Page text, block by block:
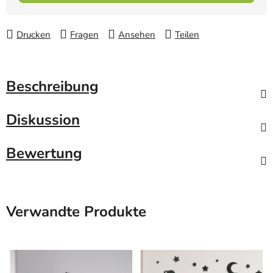
Drucken Fragen Ansehen Teilen
Beschreibung
Diskussion
Bewertung
Verwandte Produkte